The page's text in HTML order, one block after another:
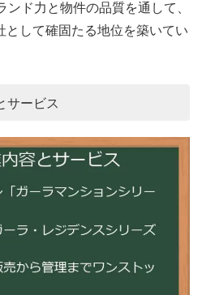
ド力と物件の品質を通して、
として確固たる地位を築いてい
サービス